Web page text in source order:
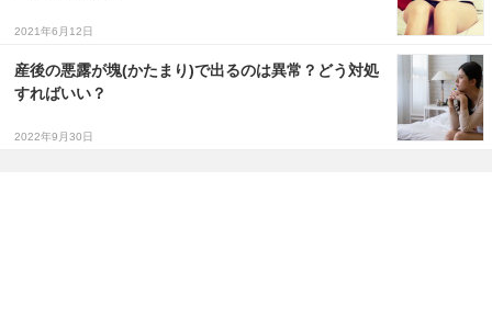
2021年6月12日
産後の悪露が塊(かたまり)で出るのは異常？どう対処
すればいい？
2022年9月30日